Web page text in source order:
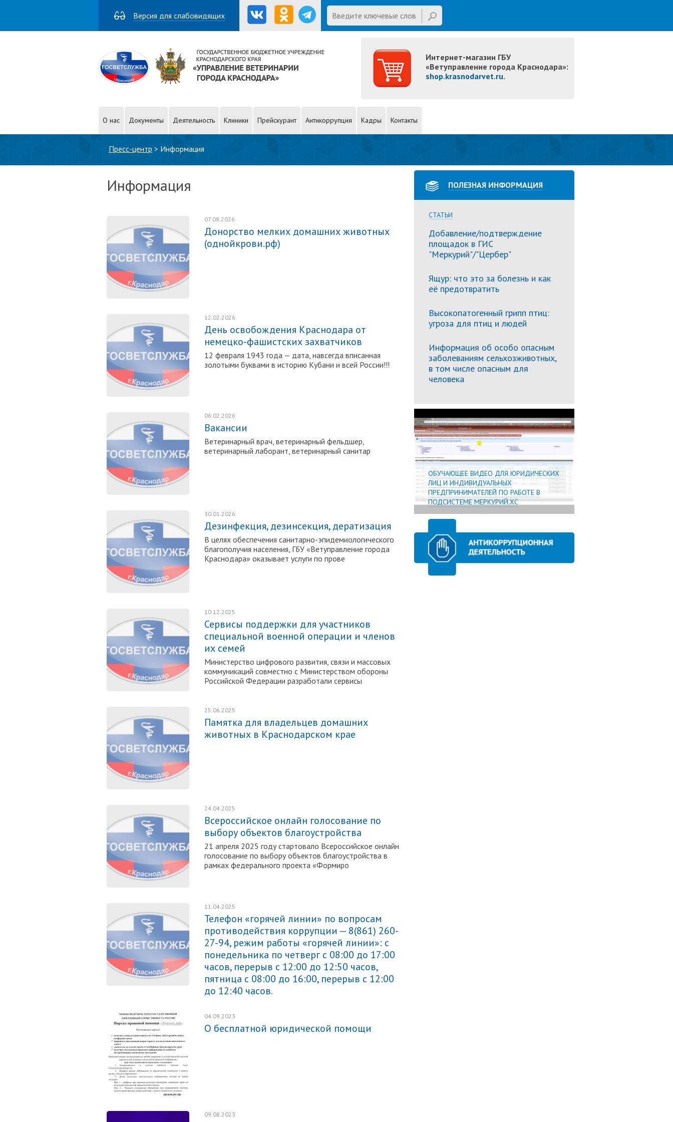
Версия для слабовидящих
Введите ключевые слова для
поиска
Интернет-магазин ГБУ
«Ветуправление города Краснодара»:
shop.krasnodarvet.ru.
О нас Документы Деятельность Клиники Прейскурант Антикоррупция Кадры Контакты
Пресс-центр > Информация
Информация
07.08.2026
Донорство мелких домашних животных
(однойкрови.рф)
Подробнее
12.02.2026
День освобождения Краснодара от
немецко-фашистских захватчиков
12 февраля 1943 года — дата, навсегда вписанная
золотыми буквами в историю Кубани и всей России!!!
Подробнее
06.02.2026
Вакансии
Ветеринарный врач, ветеринарный фельдшер,
ветеринарный лаборант, ветеринарный санитар
Подробнее
30.01.2026
Дезинфекция, дезинсекция, дератизация
В целях обеспечения санитарно-эпидемиологического
благополучия населения, ГБУ «Ветуправление города
Краснодара» оказывает услуги по прове
Подробнее
10.12.2025
Сервисы поддержки для участников
специальной военной операции и членов
их семей
Министерство цифрового развития, связи и массовых
коммуникаций совместно с Министерством обороны
Российской Федерации разработали сервисы
25.06.2025
Памятка для владельцев домашних
животных в Краснодарском крае
24.04.2025
Всероссийское онлайн голосование по
выбору объектов благоустройства
21 апреля 2025 году стартовало Всероссийское онлайн
голосование по выбору объектов благоустройства в
рамках федерального проекта «Формиро
11.04.2025
Телефон «горячей линии» по вопросам
противодействия коррупции — 8(861) 260-
27-94, режим работы «горячей линии»: с
понедельника по четверг с 08:00 до 17:00
часов, перерыв с 12:00 до 12:50 часов,
пятница с 08:00 до 16:00, перерыв с 12:00
до 12:40 часов.
04.09.2023
О бесплатной юридической помощи
09.08.2023
ПОЛЕЗНАЯ ИНФОРМАЦИЯ
СТАТЬИ
Добавление/подтверждение
площадок в ГИС
"Меркурий"/"Цербер"
Ящур: что это за болезнь и как
её предотвратить
Высокопатогенный грипп птиц:
угроза для птиц и людей
Информация об особо опасным
заболеваниям сельхозживотных,
в том числе опасным для
человека
ОБУЧАЮЩЕЕ ВИДЕО ДЛЯ ЮРИДИЧЕСКИХ
ЛИЦ И ИНДИВИДУАЛЬНЫХ
ПРЕДПРИНИМАТЕЛЕЙ ПО РАБОТЕ В
ПОДСИСТЕМЕ МЕРКУРИЙ.ХС